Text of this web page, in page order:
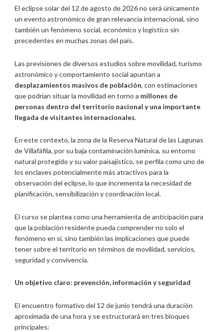
El eclipse solar del 12 de agosto de 2026 no será únicamente
un evento astronómico de gran relevancia internacional, sino
también un fenómeno social, económico y logístico sin
precedentes en muchas zonas del país.
Las previsiones de diversos estudios sobre movilidad, turismo
astronómico y comportamiento social apuntan a
desplazamientos masivos de población, con estimaciones
que podrían situar la movilidad en torno a millones de
personas dentro del territorio nacional y una importante
llegada de visitantes internacionales.
En este contexto, la zona de la Reserva Natural de las Lagunas
de Villafáfila, por su baja contaminación lumínica, su entorno
natural protegido y su valor paisajístico, se perfila como uno de
los enclaves potencialmente más atractivos para la
observación del eclipse, lo que incrementa la necesidad de
planificación, sensibilización y coordinación local.
El curso se plantea como una herramienta de anticipación para
que la población residente pueda comprender no solo el
fenómeno en sí, sino también las implicaciones que puede
tener sobre el territorio en términos de movilidad, servicios,
seguridad y convivencia.
Un objetivo claro: prevención, información y seguridad
El encuentro formativo del 12 de junio tendrá una duración
aproximada de una hora y se estructurará en tres bloques
principales: